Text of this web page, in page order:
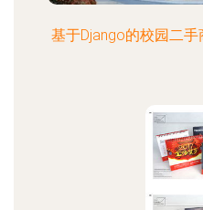
基于Django的校园二